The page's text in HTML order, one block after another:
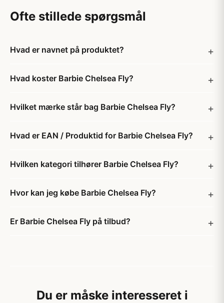
Ofte stillede spørgsmål
Hvad er navnet på produktet?
Hvad koster Barbie Chelsea Fly?
Hvilket mærke står bag Barbie Chelsea Fly?
Hvad er EAN / Produktid for Barbie Chelsea Fly?
Hvilken kategori tilhører Barbie Chelsea Fly?
Hvor kan jeg købe Barbie Chelsea Fly?
Er Barbie Chelsea Fly på tilbud?
Du er måske interesseret i